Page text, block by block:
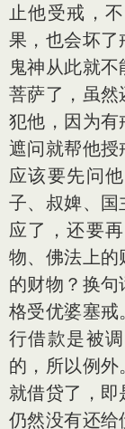
止他受戒，
果，也会坏了
鬼神从此就
菩萨了，虽然
犯他，因为
遮问就帮他授
应该要先问
子、叔婢、国
应了，还要
物、佛法上的
的财物？换
格受优婆塞戒
行借款是被
的，所以例
就借贷了，即
仍然没有还给